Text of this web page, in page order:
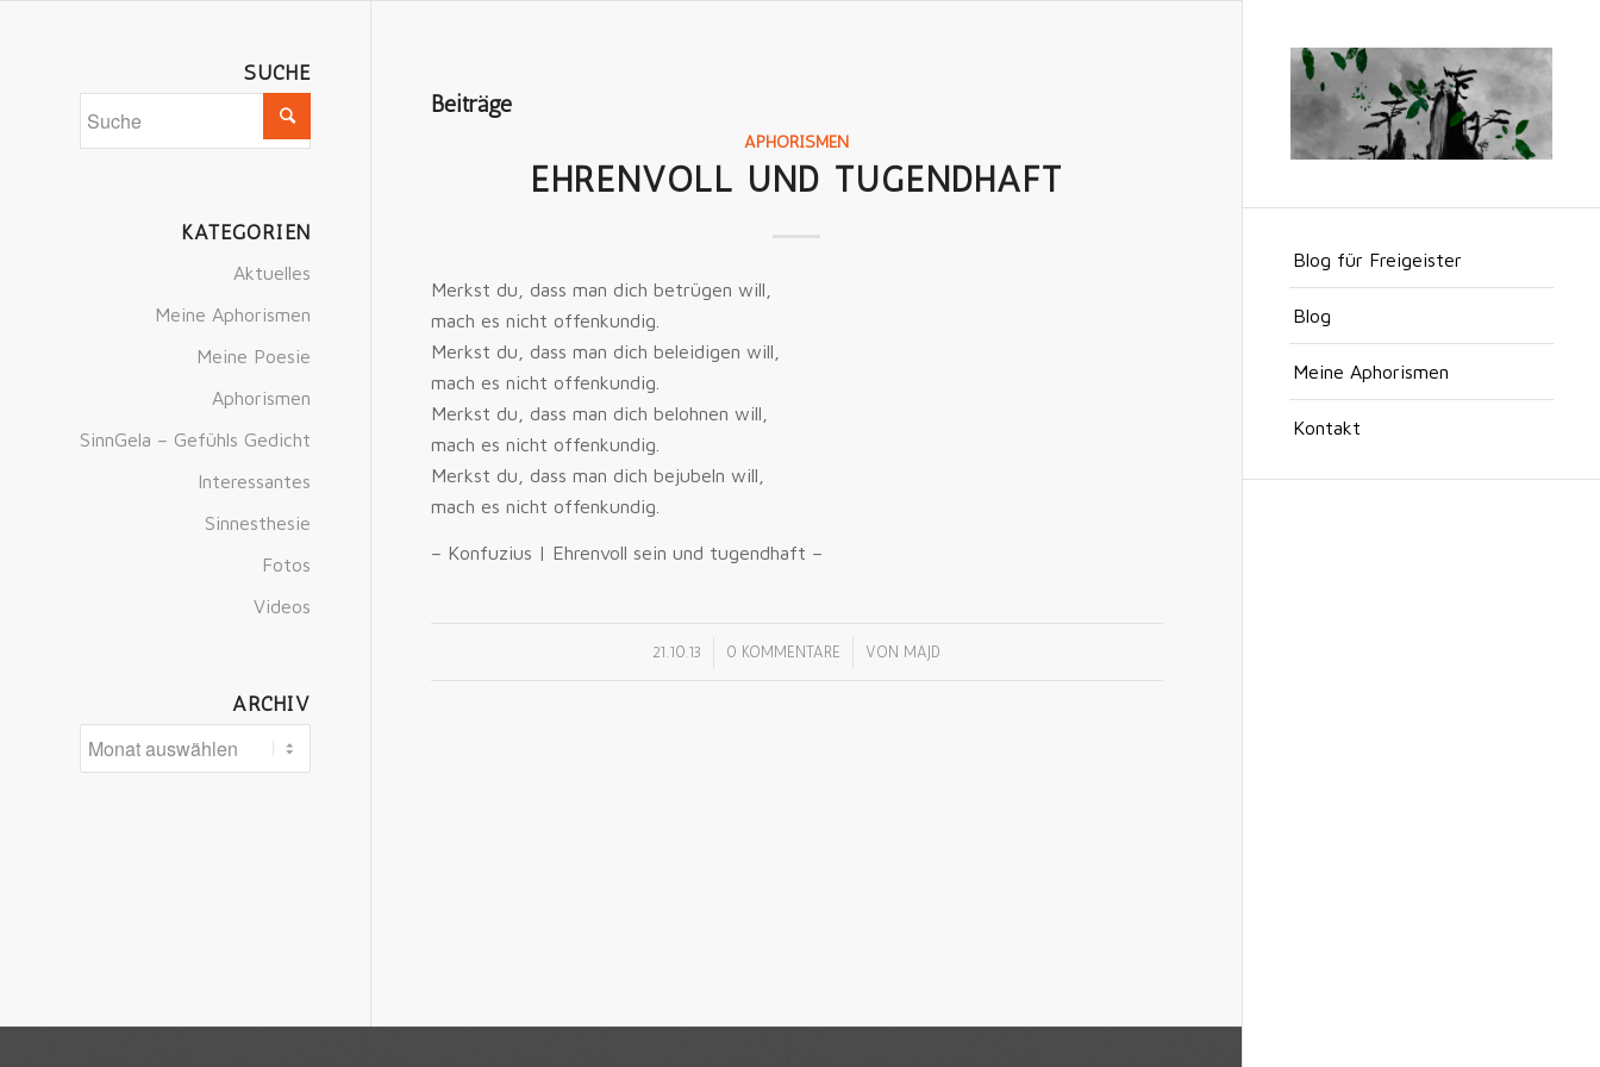
Blog für Freigeister
Blog
Meine Aphorismen
Kontakt
Beiträge
APHORISMEN
EHRENVOLL UND TUGENDHAFT
Merkst du, dass man dich betrügen will,
mach es nicht offenkundig.
Merkst du, dass man dich beleidigen will,
mach es nicht offenkundig.
Merkst du, dass man dich belohnen will,
mach es nicht offenkundig.
Merkst du, dass man dich bejubeln will,
mach es nicht offenkundig.
– Konfuzius | Ehrenvoll sein und tugendhaft –
21.10.13 0 KOMMENTARE
/ VON MAJD
SUCHE
KATEGORIEN
Aktuelles
Meine Aphorismen
Meine Poesie
Aphorismen
SinnGela – Gefühls Gedicht
Interessantes
Sinnesthesie
Fotos
Videos
ARCHIV